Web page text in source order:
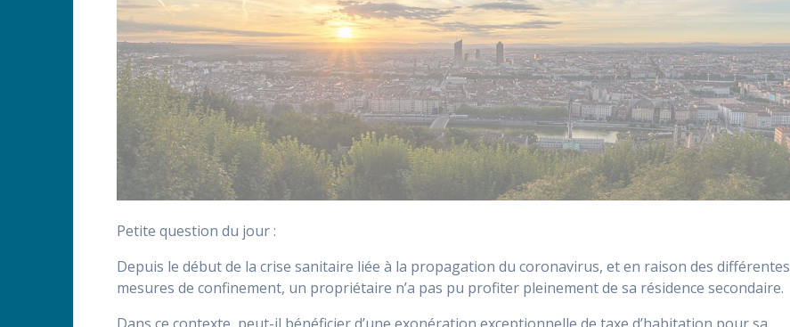
Petite question du jour :
Depuis le début de la crise sanitaire liée à la propagation du coronavirus, et en raison des différentes
mesures de confinement, un propriétaire n’a pas pu profiter pleinement de sa résidence secondaire.